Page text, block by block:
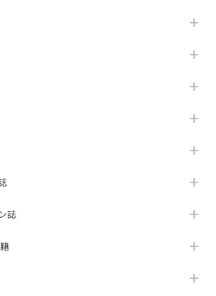
誌